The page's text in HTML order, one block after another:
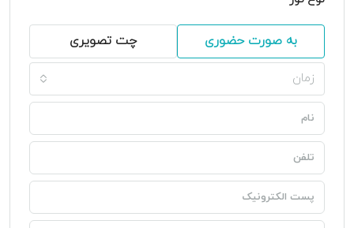
به صورت حضوری چت تصویری
زمان